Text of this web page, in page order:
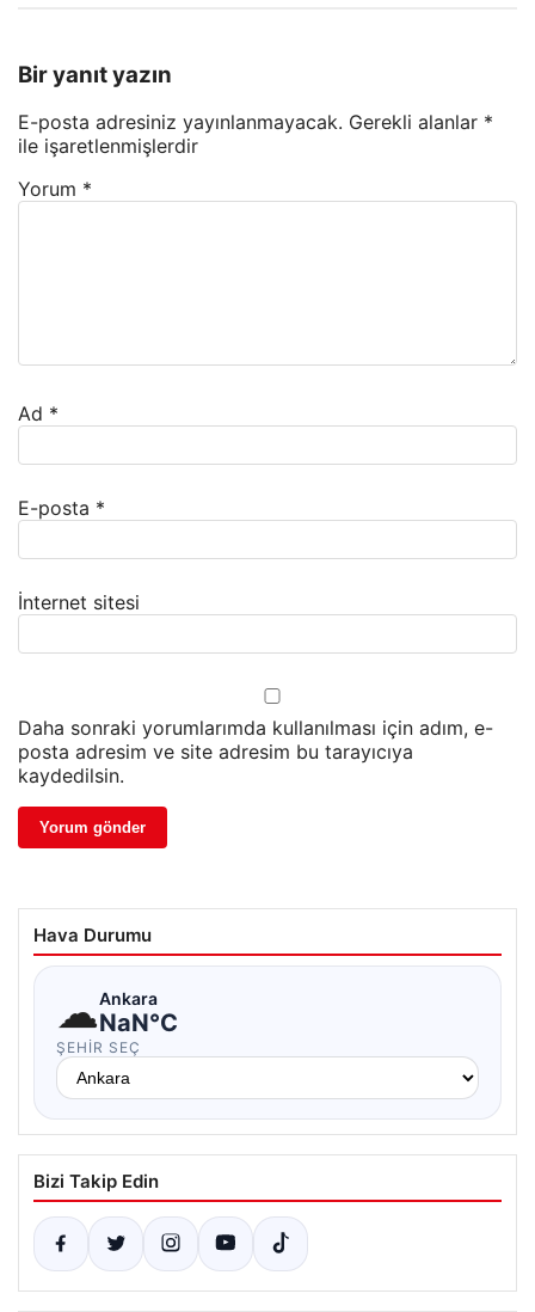
Bir yanıt yazın
E-posta adresiniz yayınlanmayacak. Gerekli alanlar *
ile işaretlenmişlerdir
Yorum *
Ad *
E-posta *
İnternet sitesi
Daha sonraki yorumlarımda kullanılması için adım, e-
posta adresim ve site adresim bu tarayıcıya
kaydedilsin.
Hava Durumu
☁Ankara
NaN°C
ŞEHIR SEÇ
Bizi Takip Edin